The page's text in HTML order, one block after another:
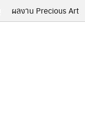
ผลงาน Precious Art